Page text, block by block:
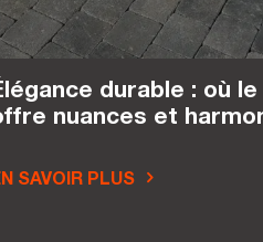
durable : où
nuances et
SAVOIR PLUS